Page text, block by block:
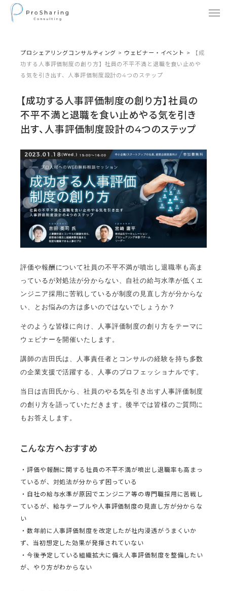
プロシェアリングコンサルティング > ウェビナー・イベント >
【成
功する人事評価制度の創り方】社員の不平不満と退職を食い止めや
る気を引き出す、人事評価制度設計の4つのステップ
【成功する人事評価制度の創り方】社員の
不平不満と退職を食い止めやる気を引き
出す、人事評価制度設計の4つのステップ
評価や報酬について社員の不平不満が噴出し退職率も高ま
っているが対処法が分からない、自社の給与水準が低くエ
ンジニア採用に苦戦しているが制度の見直し方が分からな
い、とお悩みの方は多いのではないでしょうか？
そのような皆様に向け、人事評価制度の創り方をテーマに
ウェビナーを開催いたします。
講師の吉田氏は、人事責任者とコンサルの経験を持ち多数
の企業支援で活躍する、人事のプロフェッショナルです。
当日は吉田氏から、社員のやる気を引き出す人事評価制度
の創り方を語っていただきます。後半では皆様のご質問に
もお答えします。
こんな方へおすすめ
・評価や報酬に関する社員の不平不満が噴出し退職率も高まっ
ているが、対処法が分からず困っている
・自社の給与水準が原因でエンジニア等の専門職採用に苦戦し
ているが、給与テーブルや人事評価制度の見直し方が分からな
い
・数年前に人事評価制度を改定したが社内浸透がうまくいか
ず、当初想定した効果が発揮されていない
・今後予定している組織拡大に備え人事評価制度を整備したい
が、やり方がわからない